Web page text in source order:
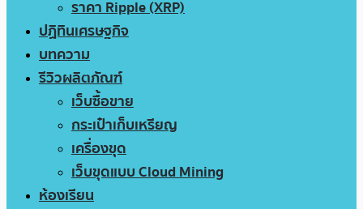
ราคา Ripple (XRP)
ปฏิทินเศรษฐกิจ
บทความ
รีวิวผลิตภัณฑ์
เว็บซื้อขาย
กระเป๋าเก็บเหรียญ
เครื่องขุด
เว็บขุดแบบ Cloud Mining
ห้องเรียน